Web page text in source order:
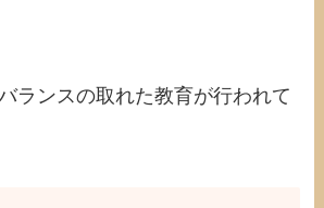
ランスの取れた教育が行われて